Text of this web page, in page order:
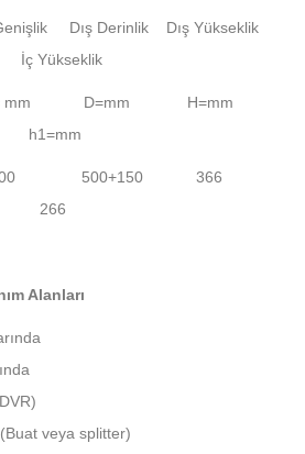
Dış Derinlik Dış Yükseklik
İç Yükseklik
mm D=mm H=mm
h1=mm
366
266
Alanları
veya splitter)